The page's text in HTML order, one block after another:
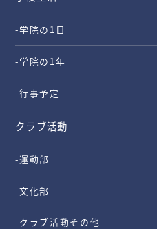
-学院の1日
-学院の1年
-行事予定
クラブ活動
-運動部
-文化部
-クラブ活動その他